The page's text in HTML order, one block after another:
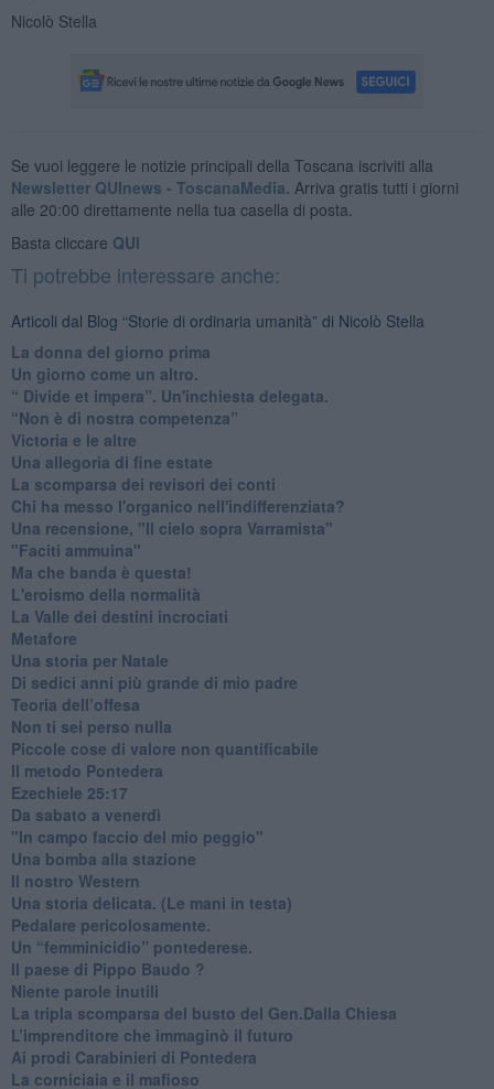
Nicolò Stella
Se vuoi leggere le notizie principali della Toscana iscriviti alla
Newsletter QUInews - ToscanaMedia. Arriva gratis tutti i giorni
alle 20:00 direttamente nella tua casella di posta.
Basta cliccare QUI
Ti potrebbe interessare anche:
Articoli dal Blog “Storie di ordinaria umanità” di Nicolò Stella
​La donna del giorno prima
​Un giorno come un altro.
​“ Divide et impera”. Un'inchiesta delegata.
“Non è di nostra competenza”
​Victoria e le altre
Una allegoria di fine estate
La scomparsa dei revisori dei conti
Chi ha messo l'organico nell'indifferenziata?
Una recensione, "Il cielo sopra Varramista"
​"Faciti ammuina"
Ma che banda è questa!
L'eroismo della normalità
​La Valle dei destini incrociati
Metafore
​Una storia per Natale
​Di sedici anni più grande di mio padre
Teoria dell’offesa
​Non ti sei perso nulla
​Piccole cose di valore non quantificabile
​Il metodo Pontedera
​Ezechiele 25:17
Da sabato a venerdì
"In campo faccio del mio peggio"
Una bomba alla stazione
Il nostro Western
Una storia delicata. (Le mani in testa)
Pedalare pericolosamente.
Un “femminicidio” pontederese.
Il paese di Pippo Baudo ?
Niente parole inutili
La tripla scomparsa del busto del Gen.Dalla Chiesa
​L’imprenditore che immaginò il futuro
Ai prodi Carabinieri di Pontedera
​La corniciaia e il mafioso